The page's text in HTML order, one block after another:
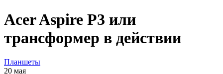
Acer Aspire P3 или
трансформер в действии
Планшеты
20 мая